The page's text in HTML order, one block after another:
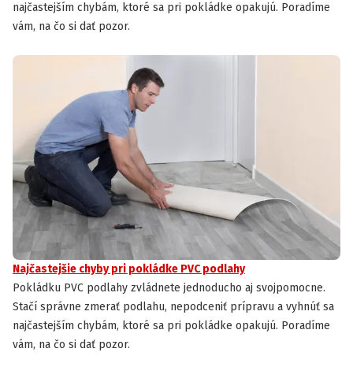
najčastejším chybám, ktoré sa pri pokládke opakujú. Poradíme
vám, na čo si dať pozor.
Najčastejšie chyby pri pokládke PVC podlahy
Pokládku PVC podlahy zvládnete jednoducho aj svojpomocne.
Stačí správne zmerať podlahu, nepodceniť prípravu a vyhnúť sa
najčastejším chybám, ktoré sa pri pokládke opakujú. Poradíme
vám, na čo si dať pozor.